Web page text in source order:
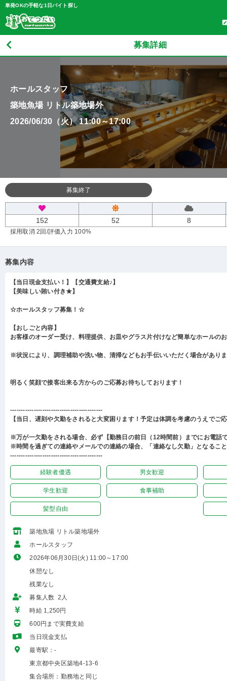
単発OKの手軽な1日バイト探し
募集詳細
ホールスタッフ
築地魚場 リトル築地場外
2026/06/30（火） 11:00～17:00
募集終了
152 52 8
採用取消 2回 /評価入力 100%
募集内容
【当日現金支払い！】【交通費支給♪】
【美味しい賄い付き★】
☆ホールスタッフ募集！☆
【おしごと内容】
お客様のオーダー受け、料理提供、お皿やグラス片付けなど簡単なホールの
※状況により、調理補助や洗い物、清掃などもお手伝いいただく場合があり
明るく笑顔で接客出来る方からのご応募お待ちしております！
-------------------------------------------
【当日、遅刻や欠勤をされると大変困ります！予定は体調を考慮のうえでご
※万が一欠勤をされる場合、必ず【勤務日の前日（12時間前）までにお電話
※時間を過ぎての連絡やメールでの連絡の場合、「連絡なし欠勤」となるこ
-------------------------------------------
経験者優遇 男女歓迎
学生歓迎 食事補助
髪型自由
築地魚場 リトル築地場外
ホールスタッフ
2026年06月30日(火) 11:00～17:00
休憩なし
残業なし
募集人数 2人
時給 1,250円
600円まで実費支給
当日現金支払
最寄駅：-
東京都中央区築地4-13-6
集合場所：勤務地と同じ